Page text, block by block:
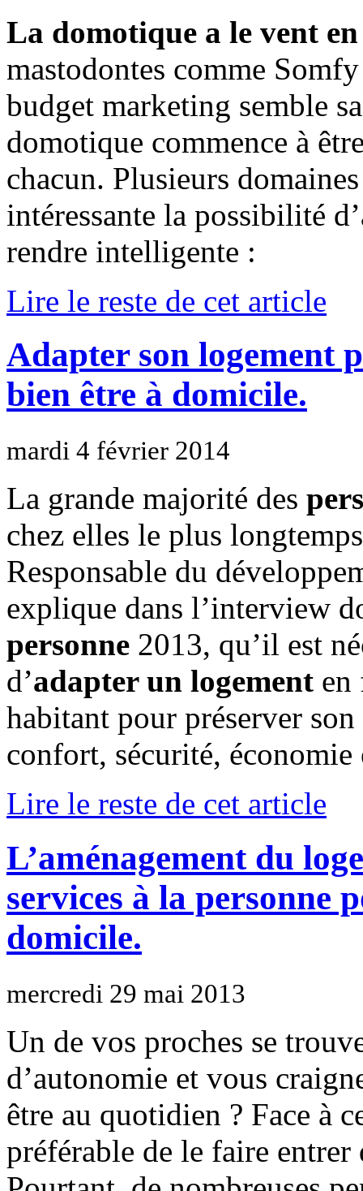
La domotique a le vent
mastodontes comme
budget marketing semble
domotique commence à
chacun. Plusieurs
intéressante la possibilité
rendre intelligente :
Lire le reste de cet article
Adapter son logement
bien être à domicile.
mardi 4 février 2014
La grande majorité des
chez elles le plus
Responsable du
explique dans l’interview
personne 2013, qu’il est
d’adapter un logement en
habitant pour préserver son
confort, sécurité, économie
Lire le reste de cet article
L’aménagement du
services à la personne
domicile.
mercredi 29 mai 2013
Un de vos proches se
d’autonomie et vous
être au quotidien ? Face à
préférable de le faire entrer